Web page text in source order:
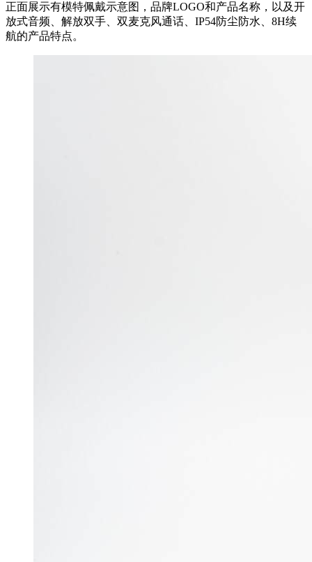
正面展示有模特佩戴示意图，品牌LOGO和产品名称，以及开
放式音频、解放双手、双麦克风通话、IP54防尘防水、8H续
航的产品特点。